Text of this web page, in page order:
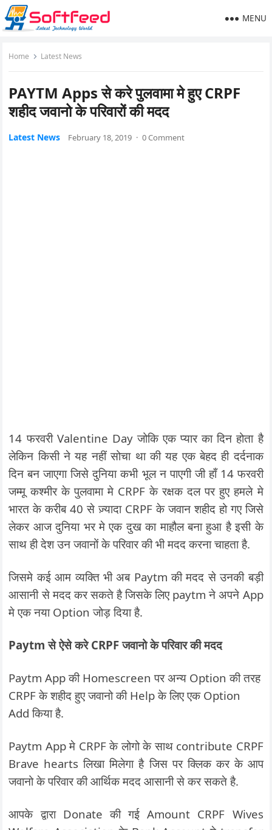
MENU
Home Latest News
PAYTM Apps से करे पुलवामा मे हुए CRPF
शहीद जवानो के परिवारों की मदद
Latest News February 18, 2019 · 0 Comment
14 फरवरी Valentine Day जोकि एक प्यार का दिन होता है
लेकिन किसी ने यह नहीं सोचा था की यह एक बेहद ही दर्दनाक
दिन बन जाएगा जिसे दुनिया कभी भूल न पाएगी जी हाँ 14 फरवरी
जम्मू कश्मीर के पुलवामा मे CRPF के रक्षक दल पर हुए हमले मे
भारत के करीब 40 से ज़्यादा CRPF के जवान शहीद हो गए जिसे
लेकर आज दुनिया भर मे एक दुख का माहौल बना हुआ है इसी के
साथ ही देश उन जवानों के परिवार की भी मदद करना चाहता है.
जिसमे कई आम व्यक्ति भी अब Paytm की मदद से उनकी बड़ी
आसानी से मदद कर सकते है जिसके लिए paytm ने अपने App
मे एक नया Option जोड़ दिया है.
Paytm से ऐसे करे CRPF जवानो के परिवार की मदद
Paytm App की Homescreen पर अन्य Option की तरह
CRPF के शहीद हुए जवानो की Help के लिए एक Option
Add किया है.
Paytm App मे CRPF के लोगो के साथ contribute CRPF
Brave hearts लिखा मिलेगा है जिस पर क्लिक कर के आप
जवानो के परिवार की आर्थिक मदद आसानी से कर सकते है.
आपके द्वारा Donate की गई Amount CRPF Wives